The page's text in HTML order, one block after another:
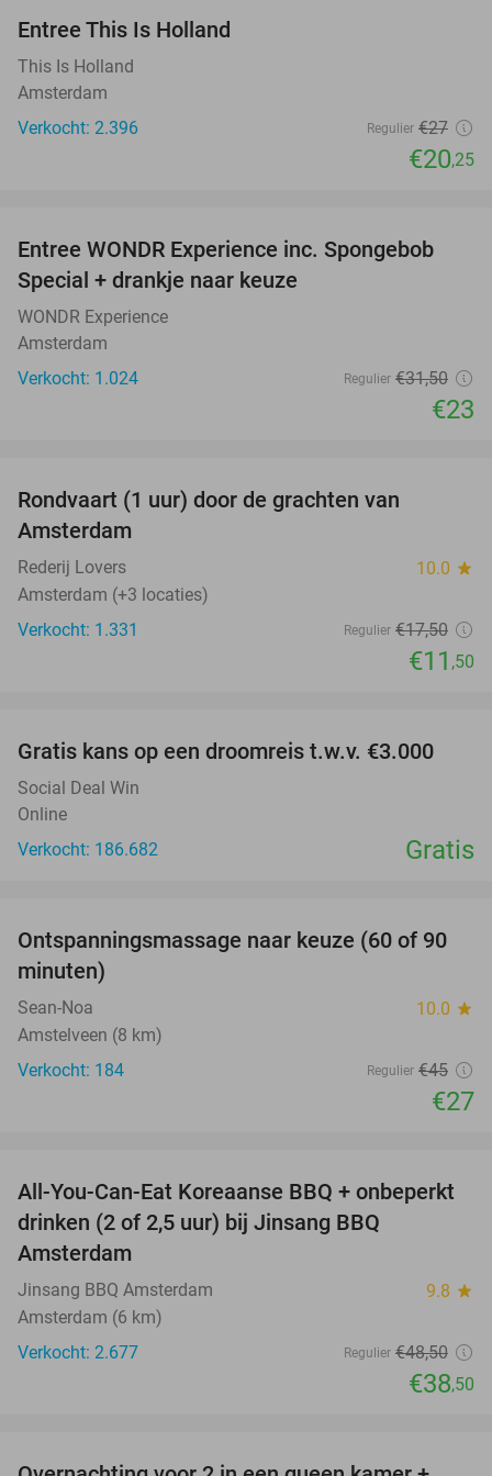
Entree This Is Holland
This Is Holland
Amsterdam
Verkocht: 2.396
Regulier €27
€20,25
27%
Entree WONDR Experience inc. Spongebob
Special + drankje naar keuze
WONDR Experience
Amsterdam
Verkocht: 1.024
Regulier €31,50
€23
Rondvaart (1 uur) door de grachten van
Amsterdam
Rederij Lovers 10.0 star
Amsterdam (+3 locaties)
Verkocht: 1.331
Regulier €17,50
€11 ,50
Gratis kans op een droomreis t.w.v. €3.000
Social Deal Win
Online
Verkocht: 186.682
Gratis
40%
Ontspanningsmassage naar keuze (60 of 90
minuten)
Sean-Noa 10.0 star
Amstelveen (8 km)
Verkocht: 184
Regulier €45
€27
21%
All-You-Can-Eat Koreaanse BBQ + onbeperkt
drinken (2 of 2,5 uur) bij Jinsang BBQ
Amsterdam
Jinsang BBQ Amsterdam 9.8 star
Amsterdam (6 km)
Verkocht: 2.677
Regulier €48,50
€38,50